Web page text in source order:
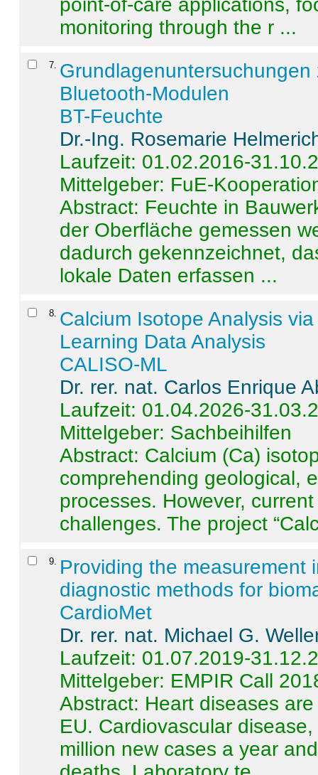
point-of-care applications,
monitoring through the r ...
7
Bluetooth-Modulen
BT-Feuchte
Dr.-Ing. Rosemarie
Laufzeit: 01.02.2016-
Mittelgeber: FuE-
Abstract: Feuchte in
der Oberfläche gemessen
dadurch gekennzeichnet,
lokale Daten erfassen ...
8 Calcium Isotope Analysis
Learning Data Analysis
CALISO-ML
Dr. rer. nat. Carlos Enrique
Laufzeit: 01.04.2026-
Mittelgeber: Sachbeihilfen
Abstract: Calcium (Ca)
comprehending geological,
processes. However,
challenges. The project
9
Providing the measurement
diagnostic methods for
CardioMet
Dr. rer. nat. Michael G.
Laufzeit: 01.07.2019-
Mittelgeber: EMPIR Call
Abstract: Heart diseases
EU. Cardiovascular
million new cases a year